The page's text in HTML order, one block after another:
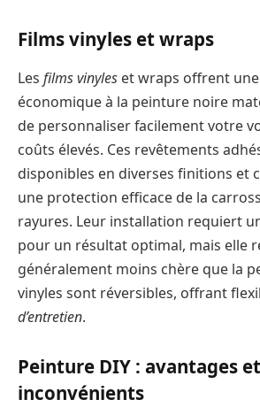
Films vinyles et wraps
Les films vinyles et wraps offrent
économique à la peinture noire
de personnaliser facilement votre
coûts élevés. Ces revêtements
disponibles en diverses finitions et
une protection efficace de la
rayures. Leur installation requiert
pour un résultat optimal, mais elle
généralement moins chère que la
vinyles sont réversibles, offrant
d’entretien.
Peinture DIY : avantages et
inconvénients